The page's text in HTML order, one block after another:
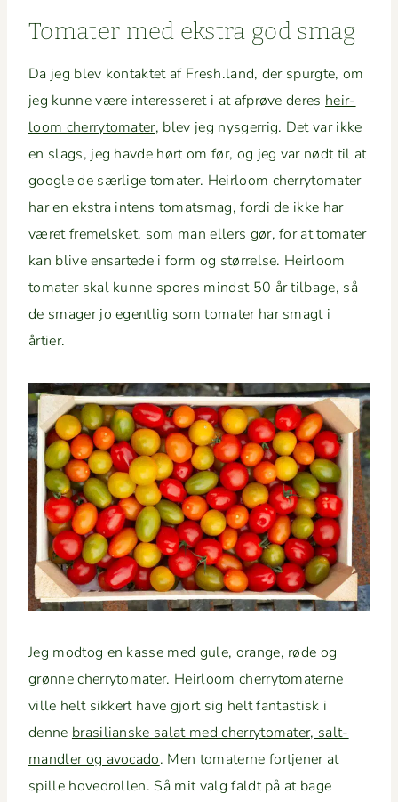
Tomater med ekstra god smag
Da jeg blev kon­tak­tet af Fresh.land, der spurgte, om
jeg kunne være inter­esseret i at afprøve deres heir­
loom cher­ry­to­mater, blev jeg nys­ger­rig. Det var ikke
en slags, jeg havde hørt om før, og jeg var nødt til at
google de særlige tomater. Heir­loom cher­ry­to­mater
har en ekstra intens tomats­mag, for­di de ikke har
været fremels­ket, som man ellers gør, for at tomater
kan blive ensart­ede i form og stør­relse. Heir­loom
tomater skal kunne spores mindst 50 år tilbage, så
de smager jo egentlig som tomater har smagt i
årtier.
Jeg mod­tog en kasse med gule, orange, røde og
grønne cher­ry­to­mater. Heir­loom cher­ry­to­mater­ne
ville helt sikkert have gjort sig helt fan­tastisk i
denne brasil­ianske salat med cher­ry­to­mater, salt­
man­dler og avo­ca­do. Men tomater­ne fort­jen­er at
spille hov­e­drollen. Så mit valg faldt på at bage